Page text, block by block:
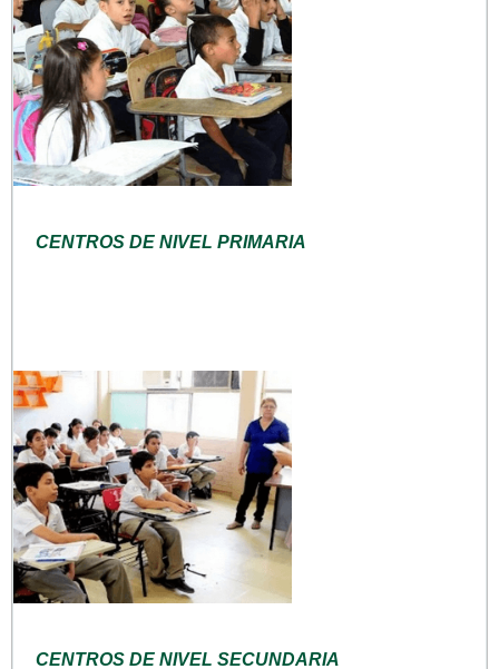
CENTROS DE NIVEL PRIMARIA
CENTROS DE NIVEL SECUNDARIA